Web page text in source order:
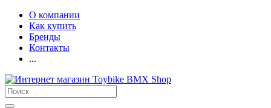
О компании
Как купить
Бренды
Контакты
...